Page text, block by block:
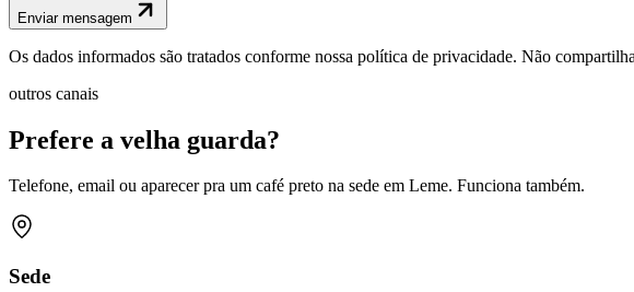
Enviar mensagem
Os dados informados são tratados conforme nossa política de privacidade. Não
outros canais
Prefere a velha guarda?
Telefone, email ou aparecer pra um café preto na sede em Leme. Funciona também.
Sede